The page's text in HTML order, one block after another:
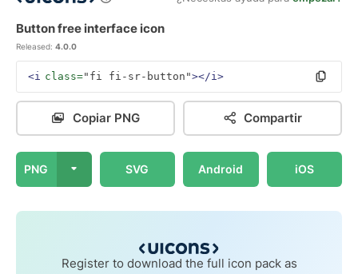
Button free interface icon
Released: 4.0.0
<i class="fi fi-sr-button"></i>
Copiar PNG Compartir
PNG SVG Android iOS
Register to download the full icon pack as